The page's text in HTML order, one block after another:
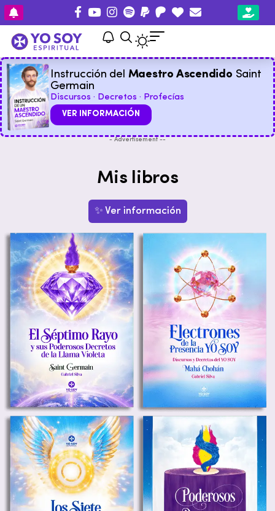
Instrucción del Maestro Ascendido Saint
Germain
Discursos · Decretos · Profecías
VER INFORMACIÓN
- Advertisement --
Mis libros
✨ Ver información